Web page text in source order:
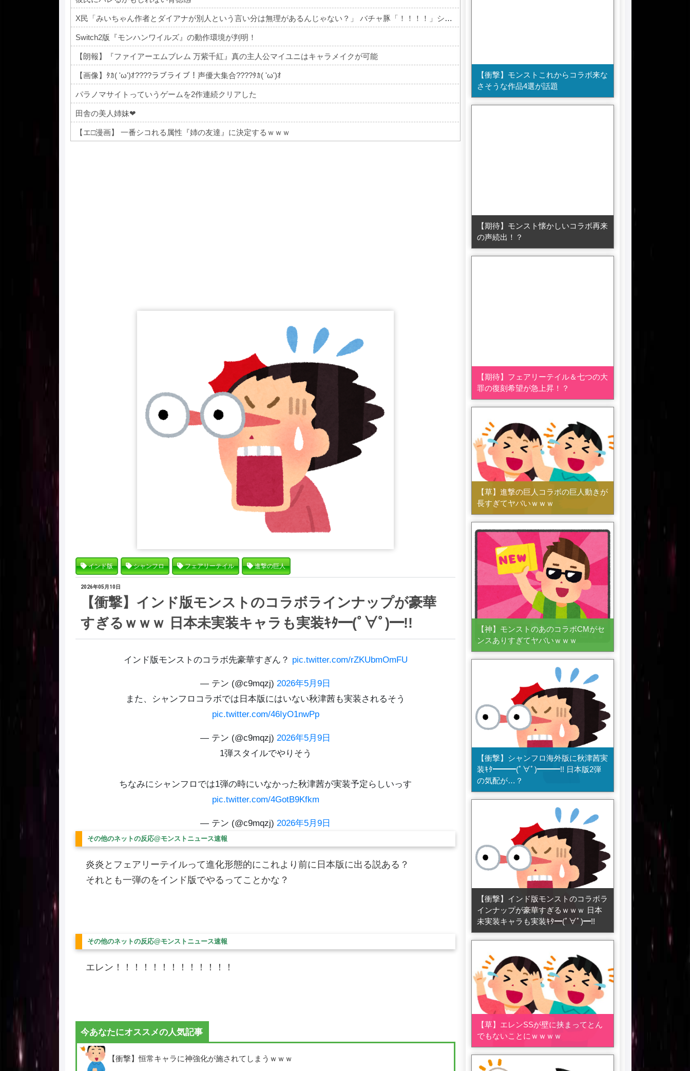
X民「みいちゃん作者とダイアナが別人という言い分は無理があるんじゃない？」 バチャ豚「！！！！」シュババババ
Switch2版『モンハンワイルズ』の動作環境が判明！
【朗報】『ファイアーエムブレム 万紫千紅』真の主人公マイユニはキャラメイクが可能
【画像】ﾀｶ( 'ω')ｵ????ラブライブ！声優大集合????ﾀｶ( 'ω')ｵ
パラノマサイトっていうゲームを2作連続クリアした
田舎の美人姉妹❤
【エ□漫画】 一番シコれる属性『姉の友達』に決定するｗｗｗ
インド版 シャンフロ フェアリーテイル 進撃の巨人
2026年05月10日
【衝撃】インド版モンストのコラボラインナップが豪華
すぎるｗｗｗ 日本未実装キャラも実装ｷﾀ━(ﾟ∀ﾟ)━!!
インド版モンストのコラボ先豪華すぎん？ pic.twitter.com/rZKUbmOmFU
— テン (@c9mqzj) 2026年5月9日
また、シャンフロコラボでは日本版にはいない秋津茜も実装されるそう
pic.twitter.com/46IyO1nwPp
— テン (@c9mqzj) 2026年5月9日
1弾スタイルでやりそう
ちなみにシャンフロでは1弾の時にいなかった秋津茜が実装予定らしいっす
pic.twitter.com/4GotB9Kfkm
— テン (@c9mqzj) 2026年5月9日
その他のネットの反応@モンストニュース速報
炎炎とフェアリーテイルって進化形態的にこれより前に日本版に出る説ある？
それとも一弾のをインド版でやるってことかな？
その他のネットの反応@モンストニュース速報
エレン！！！！！！！！！！！！！
今あなたにオススメの人気記事
【衝撃】恒常キャラに神強化が施されてしまうｗｗｗ
【衝撃】モンストこれからコラボ来な
さそうな作品4選が話題
【期待】モンスト懐かしいコラボ再来
の声続出！？
【期待】フェアリーテイル＆七つの大
罪の復刻希望が急上昇！？
【草】進撃の巨人コラボの巨人動きが
長すぎてヤバいｗｗｗ
【神】モンストのあのコラボCMがセ
ンスありすぎてヤバいｗｗｗ
【衝撃】シャンフロ海外版に秋津茜実
装ｷﾀ━━━(ﾟ∀ﾟ)━━━!! 日本版2弾
の気配が…？
【衝撃】インド版モンストのコラボラ
インナップが豪華すぎるｗｗｗ 日本
未実装キャラも実装ｷﾀ━(ﾟ∀ﾟ)━!!
【草】エレンSSが壁に挟まってとん
でもないことにｗｗｗｗ